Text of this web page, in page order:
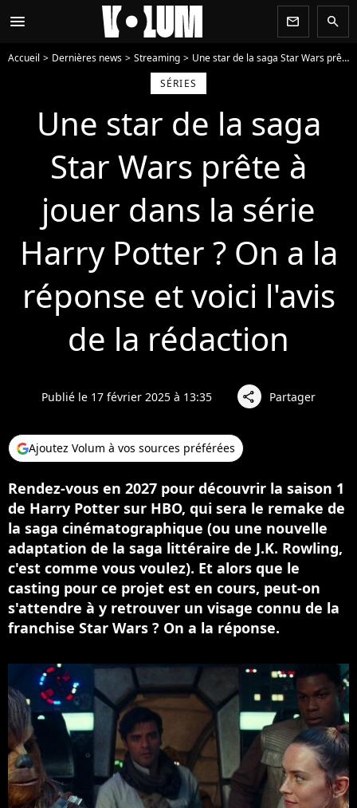
menu newsletter search
Accueil Dernières news Streaming
Une star de la saga Star Wars prête à jouer dans la série Harry Potter ? On a la réponse et voici l'avis de la rédaction
SÉRIES
Une star de la saga
Star Wars prête à
jouer dans la série
Harry Potter ? On a la
réponse et voici l'avis
de la rédaction
Publié le 17 février 2025 à 13:35 share Partager
Ajoutez Volum à vos sources préférées
Rendez-vous en 2027 pour découvrir la saison 1
de Harry Potter sur HBO, qui sera le remake de
la saga cinématographique (ou une nouvelle
adaptation de la saga littéraire de J.K. Rowling,
c'est comme vous voulez). Et alors que le
casting pour ce projet est en cours, peut-on
s'attendre à y retrouver un visage connu de la
franchise Star Wars ? On a la réponse.